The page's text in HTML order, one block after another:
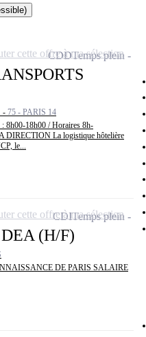
- 75 - PARIS 14
8h00-18h00 / Horaires 8h-
DIRECTION La logistique hôtelière
le...
CDDTemps plein
cette offre à ma sélection
(H/F)
DE PARIS SALAIRE
CDITemps plein
cette offre à ma sélection